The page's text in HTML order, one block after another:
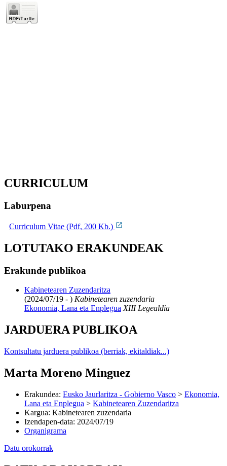
CURRICULUM
Laburpena
Curriculum Vitae (Pdf, 200 Kb.)
LOTUTAKO ERAKUNDEAK
Erakunde publikoa
Kabinetearen Zuzendaritza
(2024/07/19 - ) Kabinetearen zuzendaria
Ekonomia, Lana eta Enplegua XIII Legealdia
JARDUERA PUBLIKOA
Kontsultatu jarduera publikoa (berriak, ekitaldiak...)
Marta Moreno Minguez
Erakundea: Eusko Jaurlaritza - Gobierno Vasco > Ekonomia,
Lana eta Enplegua > Kabinetearen Zuzendaritza
Kargua: Kabinetearen zuzendaria
Izendapen-data: 2024/07/19
Organigrama
Datu orokorrak